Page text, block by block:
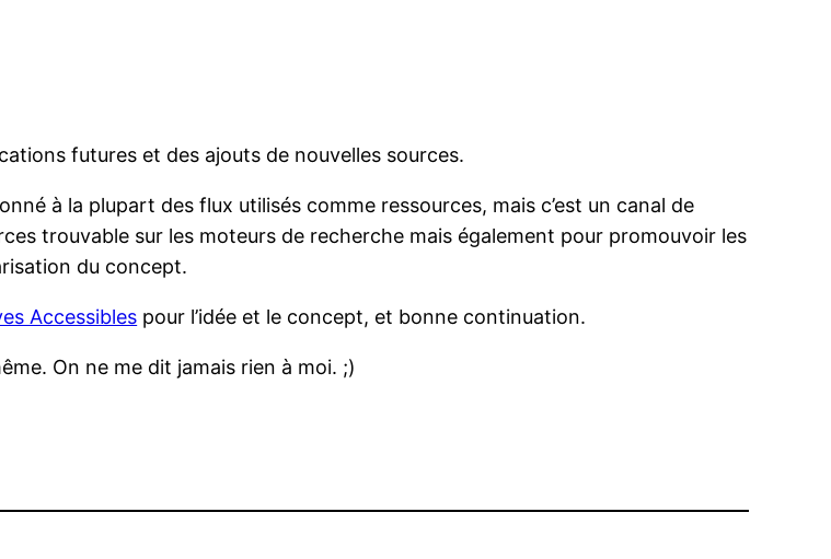
futures et des ajouts de nouvelles sources.
à la plupart des flux utilisés comme ressources, mais c’est un canal de
trouvable sur les moteurs de recherche mais également pour promouvoir les
du concept.
Accessibles pour l’idée et le concept, et bonne continuation.
On ne me dit jamais rien à moi. ;)